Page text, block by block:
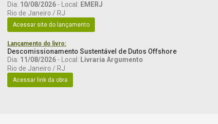
Dia: 10/08/2026 - Local: EMERJ
Rio de Janeiro / RJ
Acessar site do lançamento
Lançamento do livro:
Descomissionamento Sustentável de Dutos Offshore
Dia: 11/08/2026 - Local: Livraria Argumento
Rio de Janeiro / RJ
Acessar link da obra